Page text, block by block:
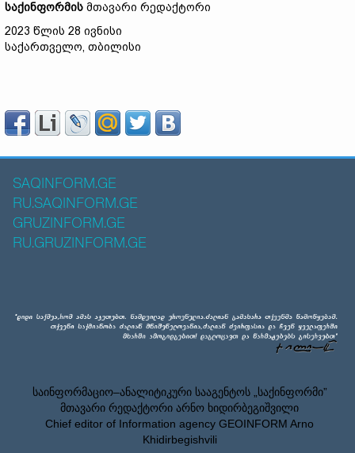
საქინფორმის მთავარი რედაქტორი
2023 წლის 28 ივნისი
საქართველო, თბილისი
SAQINFORM.GE
RU.SAQINFORM.GE
GRUZINFORM.GE
RU.GRUZINFORM.GE
საინფორმაციო–ანალიტიკური სააგენტოს „საქინფორმი”
მთავარი რედაქტორი არნო ხიდირბეგიშვილი
Chief editor of Information agency GEOINFORM Arno
Khidirbegishvili